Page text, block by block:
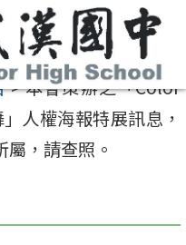
>本會策辦之「Color
人權海報特展訊息，
，請查照。